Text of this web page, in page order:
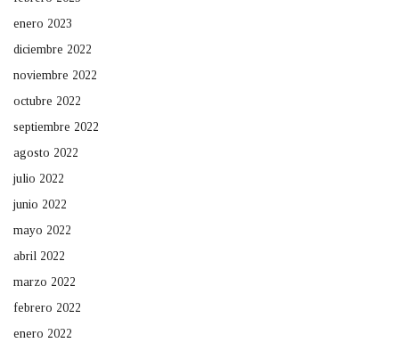
enero 2023
diciembre 2022
noviembre 2022
octubre 2022
septiembre 2022
agosto 2022
julio 2022
junio 2022
mayo 2022
abril 2022
marzo 2022
febrero 2022
enero 2022